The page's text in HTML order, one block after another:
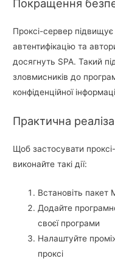
Покращення
Проксі-сервер
автентифікацію та
досягнуть SPA. Такий
зловмисників до
конфіденційної
Практична
Щоб застосувати
виконайте такі дії:
Встановіть
Додайте
своєї програми
Налаштуйте
проксі